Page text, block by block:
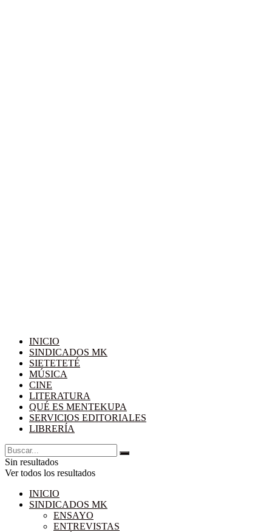
INICIO
SINDICADOS MK
SIETETETÉ
MÚSICA
CINE
LITERATURA
QUÉ ES MENTEKUPA
SERVICIOS EDITORIALES
LIBRERÍA
Sin resultados
Ver todos los resultados
INICIO
SINDICADOS MK
ENSAYO
ENTREVISTAS